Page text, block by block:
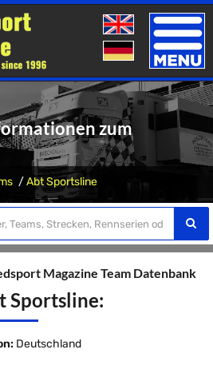
Toggle
zum
Abt Sportsline
Magazine Team Datenbank
Sportsline:
Deutschland